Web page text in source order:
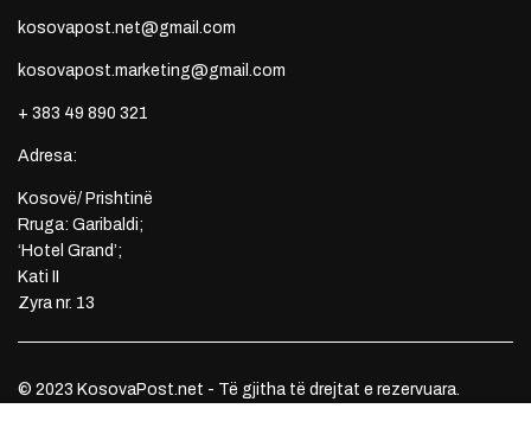
kosovapost.net@gmail.com
kosovapost.marketing@gmail.com
+ 383 49 890 321
Adresa:
Kosovë/ Prishtinë
Rruga: Garibaldi;
‘Hotel Grand’;
Kati II
Zyra nr. 13
© 2023 KosovaPost.net - Të gjitha të drejtat e rezervuara.